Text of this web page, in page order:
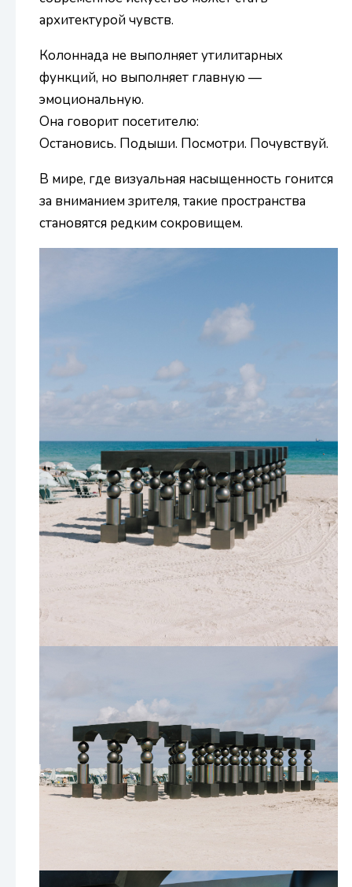
архитектурой чувств.
Колоннада не выполняет утилитарных
функций, но выполняет главную —
эмоциональную.
Она говорит посетителю:
Остановись. Подыши. Посмотри. Почувствуй.
В мире, где визуальная насыщенность гонится
за вниманием зрителя, такие пространства
становятся редким сокровищем.